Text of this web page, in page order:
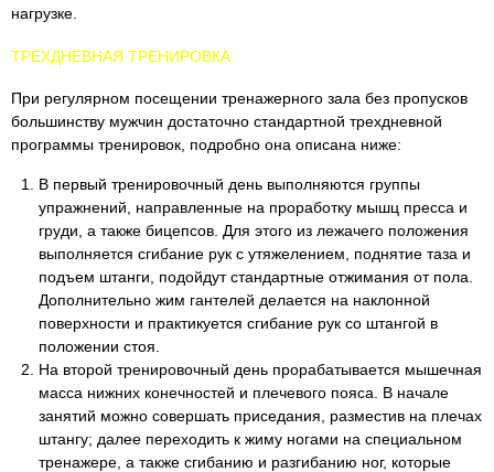
нагрузке.
ТРЕХДНЕВНАЯ ТРЕНИРОВКА
При регулярном посещении тренажерного зала без пропусков
большинству мужчин достаточно стандартной трехдневной
программы тренировок, подробно она описана ниже:
В первый тренировочный день выполняются группы
упражнений, направленные на проработку мышц пресса и
груди, а также бицепсов. Для этого из лежачего положения
выполняется сгибание рук с утяжелением, поднятие таза и
подъем штанги, подойдут стандартные отжимания от пола.
Дополнительно жим гантелей делается на наклонной
поверхности и практикуется сгибание рук со штангой в
положении стоя.
На второй тренировочный день прорабатывается мышечная
масса нижних конечностей и плечевого пояса. В начале
занятий можно совершать приседания, разместив на плечах
штангу; далее переходить к жиму ногами на специальном
тренажере, а также сгибанию и разгибанию ног, которые